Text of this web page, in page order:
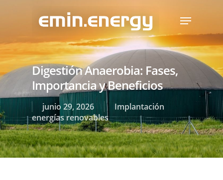
Menu
Digestión Anaerobia: Fases,
Importancia y Beneficios
junio 29, 2026
Implantación
energías renovables